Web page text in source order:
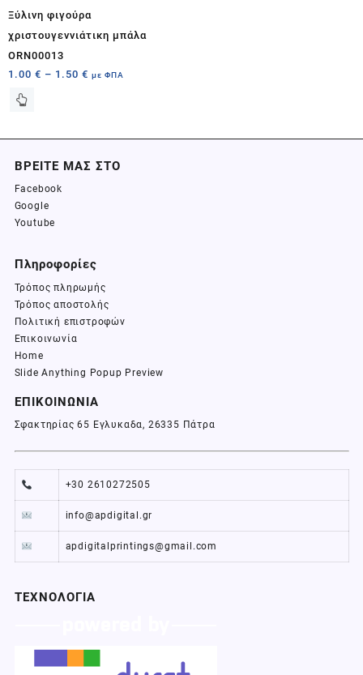
Ξύλινη φιγούρα
χριστουγεννιάτικη μπάλα
ORN00013
1.00 € – 1.50 € με ΦΠΑ
ΒΡΕΙΤΕ ΜΑΣ ΣΤΟ
Facebook
Google
Youtube
Πληροφορίες
Τρόπος πληρωμής
Τρόπος αποστολής
Πολιτική επιστροφών
Επικοινωνία
Home
Slide Anything Popup Preview
ΕΠΙΚΟΙΝΩΝΙΑ
Σφακτηρίας 65 Εγλυκαδα, 26335 Πάτρα
+30 2610272505
info@apdigital.gr
apdigitalprintings@gmail.com
ΤΕΧΝΟΛΟΓΙΑ